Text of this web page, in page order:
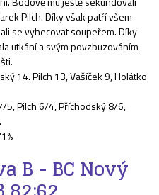
Pilch. Díky však patří všem
se vyhecovat soupeřem. Díky
utkání a svým povzbuzováním
14. Pilch 13, Vašíček 9, Holátko
5, Pilch 6/4, Příchodský 8/6,
B - BC Nový